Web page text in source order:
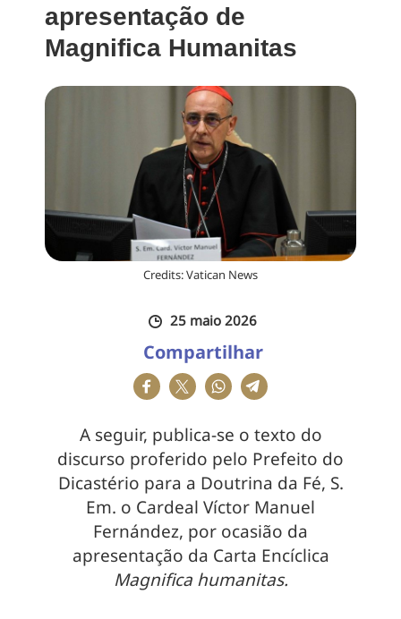
apresentação de
Magnifica Humanitas
Credits: Vatican News
25 maio 2026
Compartilhar
A seguir, publica-se o texto do
discurso proferido pelo Prefeito do
Dicastério para a Doutrina da Fé, S.
Em. o Cardeal Víctor Manuel
Fernández, por ocasião da
apresentação da Carta Encíclica
Magnifica humanitas.